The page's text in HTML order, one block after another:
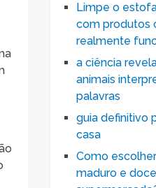
Limpe o
com produtos
realmente
a ciência
animais
palavras
guia definitivo
casa
Como
maduro e